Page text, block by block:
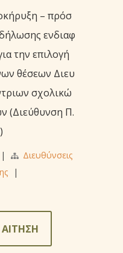
– πρόσ
ενδιαφ
την επιλογή
θέσεων Διευ
σχολικώ
(Διεύθυνση Π.
|
Διευθύνσεις
|
ΑΙΤΗΣΗ